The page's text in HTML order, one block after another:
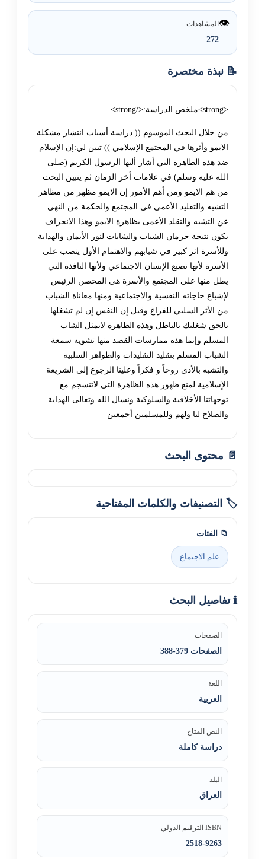
👁️المشاهدات
272
📝 نبذة مختصرة
<strong>ملخص الدراسة:</strong>
من خلال البحث الموسوم (( دراسة أسباب انتشار مشكلة
الايمو وأثرها في المجتمع الإسلامي )) تبين لي:إن الإسلام
ضد هذه الظاهرة التي أشار أليها الرسول الكريم (صلى
الله عليه وسلم) في علامات أخر الزمان ثم يتبين البحث
من هم الايمو ومن أهم الأمور إن الايمو مظهر من مظاهر
التشبه والتقليد الأعمى في المجتمع والحكمة من النهي
عن التشبه والتقلد الأعمى بظاهرة الايمو وهذا الانحراف
يكون نتيجة حرمان الشباب والشابات لنور الأيمان والهداية
وللأسرة اثر كبير في شبابهم والاهتمام الأول ينصب على
الأسرة لأنها تصنع الإنسان الاجتماعي ولأنها النافذة التي
يطل منها على المجتمع والأسرة هي المحصن الرئيس
لإشباع حاجاته النفسية والاجتماعية ومنها معاناة الشباب
من الأثر السلبي للفراغ وقيل إن النفس إن لم تشغلها
بالحق شغلتك بالباطل وهذه الظاهرة لايمثل الشاب
المسلم وإنما هذه ممارسات القصد منها تشويه سمعة
الشباب المسلم بتقليد التقليدات والظواهر السلبية
والتشبه بالأذى روحاً و فكراً وعلينا الرجوع إلى الشريعة
الإسلامية لمنع ظهور هذه الظاهرة التي لاتنسجم مع
توجهاتنا الأخلاقية والسلوكية ونسال الله وتعالى الهداية
والصلاح لنا ولهم وللمسلمين أجمعين
📄 محتوى البحث
🏷️ التصنيفات والكلمات المفتاحية
📁 الفئات
علم الاجتماع
ℹ️ تفاصيل البحث
الصفحات
الصفحات 379-388
اللغة
العربية
النص المتاح
دراسة كاملة
البلد
العراق
ISBN الترقيم الدولي
2518-9263